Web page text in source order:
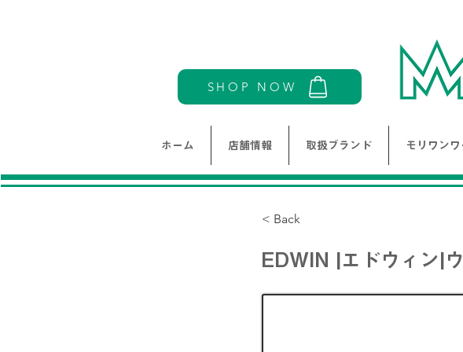
SHOP NOW
ホーム 店舗情報 取扱ブランド モリワン
< Back
EDWIN |エドウィン|